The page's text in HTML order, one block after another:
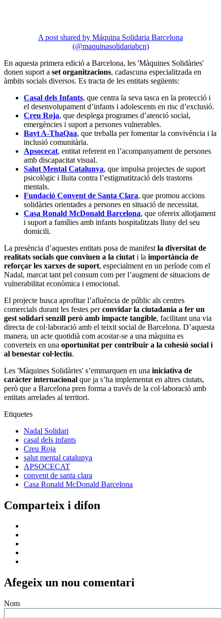
A post shared by Máquina Solidaria Barcelona
(@maquinasolidariabcn)
En aquesta primera edició a Barcelona, les 'Màquines Solidàries'
donen suport a set organitzacions, cadascuna especialitzada en
àmbits socials diversos. Es tracta de les entitats següents:
Casal dels Infants, que centra la seva tasca en la protecció i
el desenvolupament d’infants i adolescents en risc d’exclusió.
Creu Roja, que desplega programes d’atenció social,
emergències i suport a persones vulnerables.
Bayt A-ThaQaa, que treballa per fomentar la convivència i la
inclusió comunitària.
Apsocecat, entitat referent en l’acompanyament de persones
amb discapacitat visual.
Salut Mental Catalunya, que impulsa projectes de suport
psicològic i lluita contra l’estigmatització dels trastorns
mentals.
Fundació Convent de Santa Clara, que promou accions
solidàries orientades a persones en situació de necessitat.
Casa Ronald McDonald Barcelona, que ofereix allotjament
i suport a famílies amb infants hospitalitzats lluny del seu
domicili.
La presència d’aquestes entitats posa de manifest la diversitat de
realitats socials que conviuen a la ciutat i la importància de
reforçar les xarxes de suport, especialment en un període com el
Nadal, marcat tant pel consum com per l’augment de situacions de
vulnerabilitat econòmica i emocional.
El projecte busca aprofitar l’afluència de públic als centres
comercials durant les festes perconvidar la ciutadania a fer un
gest solidari senzill però amb impacte tangible, facilitant una via
directa de col·laboració amb el teixit social de Barcelona. D’aquesta
manera, un acte quotidià com acostar-se a una màquina es
converteix en una oportunitat per contribuir a la cohesió social i
al benestar col·lectiu.
Les 'Màquines Solidàries' s’emmarquen en una iniciativa de
caràcter internacional que ja s’ha implementat en altres ciutats,
però que a Barcelona pren forma a través de la col·laboració amb
entitats arrelades al territori.
Etiquetes
Nadal Solidari
casal dels infants
Creu Roja
salut mental catalunya
APSOCECAT
convent de santa clara
Casa Ronald McDonald Barcelona
Comparteix i difon
Afegeix un nou comentari
Nom